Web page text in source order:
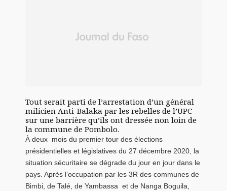
Tout serait parti de l’arrestation d’un général
milicien Anti-Balaka par les rebelles de l’UPC
sur une barrière qu’ils ont dressée non loin de
la commune de Pombolo.
À deux mois du premier tour des élections
présidentielles et législatives du 27 décembre 2020, la
situation sécuritaire se dégrade du jour en jour dans le
pays. Après l’occupation par les 3R des communes de
Bimbi, de Talé, de Yambassa et de Nanga Boguila,